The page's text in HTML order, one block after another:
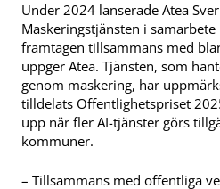
Under 2024 lanserade Atea
Maskeringstjänsten i
framtagen tillsammans med
uppger Atea. Tjänsten, som
genom maskering, har
tilldelats Offentlighetspriset
upp när fler AI-tjänster görs
kommuner.
– Tillsammans med offentliga